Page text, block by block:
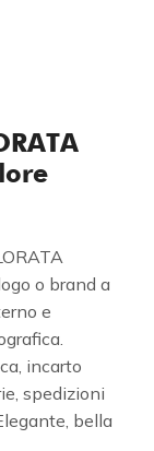
o brand a
e
incarto
spedizioni
bella